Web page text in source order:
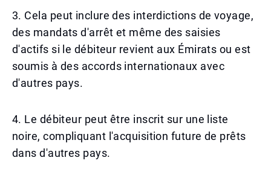
3. Cela peut inclure des interdictions de voyage,
des mandats d'arrêt et même des saisies
d'actifs si le débiteur revient aux Émirats ou est
soumis à des accords internationaux avec
d'autres pays.
4. Le débiteur peut être inscrit sur une liste
noire, compliquant l'acquisition future de prêts
dans d'autres pays.